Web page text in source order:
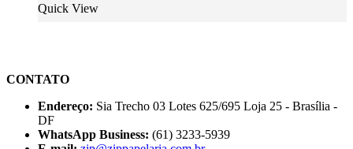
Quick View
CONTATO
Endereço: Sia Trecho 03 Lotes 625/695 Loja 25 - Brasília -
DF
WhatsApp Business: (61) 3233-5939